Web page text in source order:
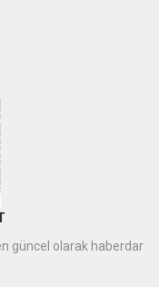
güncel olarak haberdar